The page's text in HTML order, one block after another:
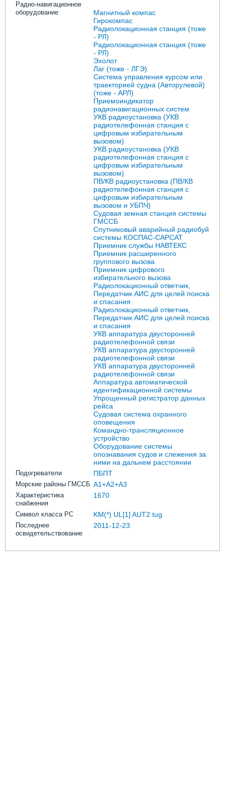
Радио-навигационное
оборудование
Магнитный компас
Гирокомпас
Радиолокационная станция (тоже
- РЛ)
Радиолокационная станция (тоже
- РЛ)
Эхолот
Лаг (тоже - ЛГЭ)
Система управления курсом или
траекторией судна (Авторулевой)
(тоже - АРЛ)
Приемоиндикатор
радионавигационных систем
УКВ радиоустановка (УКВ
радиотелефонная станция с
цифровым избирательным
вызовом)
УКВ радиоустановка (УКВ
радиотелефонная станция с
цифровым избирательным
вызовом)
ПВ/КВ радиоустановка (ПВ/КВ
радиотелефонная станция с
цифровым избирательным
вызовом и УБПЧ)
Судовая земная станция системы
ГМССБ
Спутниковый аварийный радиобуй
системы КОСПАС-САРСАТ
Приемник службы НАВТЕКС
Приемник расширенного
группового вызова
Приемник цифрового
избирательного вызова
Радиолокационный ответчик,
Передатчик АИС для целей поиска
и спасания
Радиолокационный ответчик,
Передатчик АИС для целей поиска
и спасания
УКВ аппаратура двусторонней
радиотелефонной связи
УКВ аппаратура двусторонней
радиотелефонной связи
УКВ аппаратура двусторонней
радиотелефонной связи
Аппаратура автоматической
идентификационной системы
Упрощенный регистратор данных
рейса
Судовая система охранного
оповещения
Командно-трансляционное
устройство
Оборудование системы
опознавания судов и слежения за
ними на дальнем расстоянии
Подогреватели ПБПТ
Морские районы ГМССБ A1+A2+A3
Характеристика
снабжения
1670
Символ класса РС KM(*) UL[1] AUT2 tug
Последнее
освидетельствование
2011-12-23